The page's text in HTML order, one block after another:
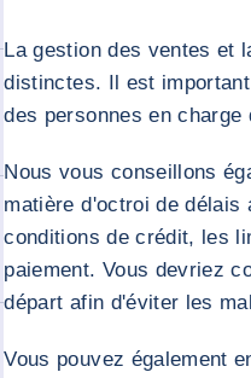
La gestion des ventes et
distinctes. Il est
des personnes en charge
Nous vous conseillons
matière d'octroi de délais
conditions de crédit, les
paiement. Vous devriez
départ afin d'éviter les
Vous pouvez également